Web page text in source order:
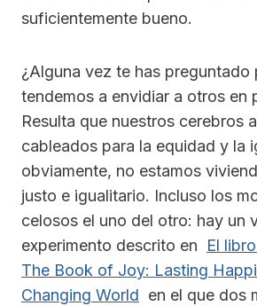
suficientemente bueno.
¿Alguna vez te has preguntado
tendemos a envidiar a otros en
Resulta que nuestros cerebros
cableados para la equidad y la
obviamente, no estamos
justo e igualitario. Incluso los
celosos el uno del otro: hay un
experimento descrito en El
The Book of Joy: Lasting
Changing World en el que dos